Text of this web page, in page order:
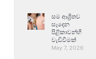
සම ආශ්‍රිතව
සෑදෙන
පිළිකාවන්හි
වැඩිවීමක්
May 7, 2026